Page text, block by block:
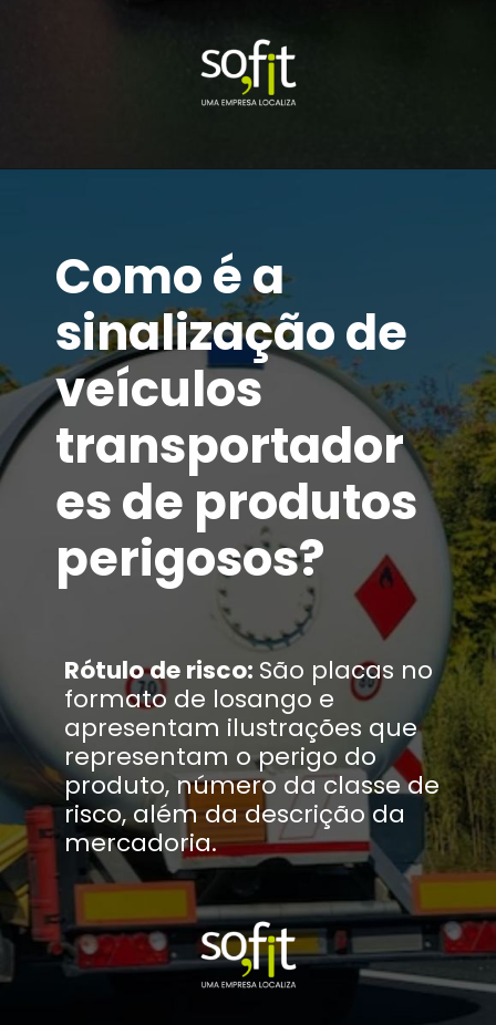
Como é a
sinalização de
veículos
transportador
es de produtos
perigosos?
Rótulo de risco: São placas no
formato de losango e
apresentam ilustrações que
representam o perigo do
produto, número da classe de
risco, além da descrição da
mercadoria.